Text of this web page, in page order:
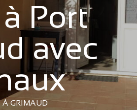
Port
avec
À GRIMAUD